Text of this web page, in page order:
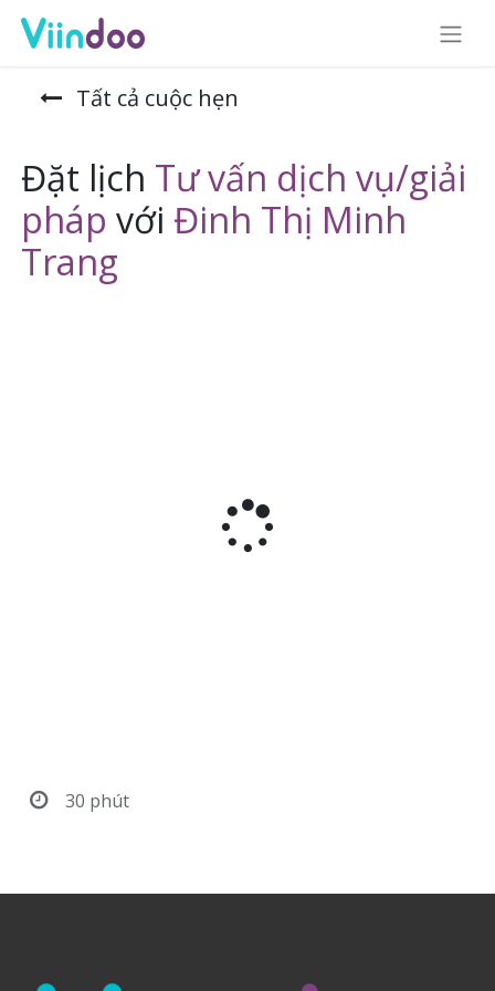
Tất cả cuộc hẹn
Đặt lịch Tư vấn dịch vụ/giải
phápvới Đinh Thị Minh
Trang
30 phút